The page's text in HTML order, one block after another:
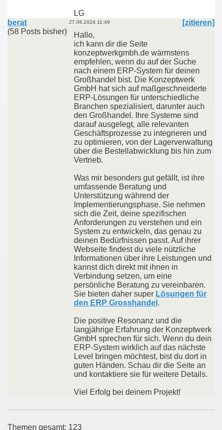
LG
berat
(58 Posts bisher)
27.06.2024 11:49
[zitieren]
Hallo,
ich kann dir die Seite
konzeptwerkgmbh.de wärmstens
empfehlen, wenn du auf der Suche
nach einem ERP-System für deinen
Großhandel bist. Die Konzeptwerk
GmbH hat sich auf maßgeschneiderte
ERP-Lösungen für unterschiedliche
Branchen spezialisiert, darunter auch
den Großhandel. Ihre Systeme sind
darauf ausgelegt, alle relevanten
Geschäftsprozesse zu integrieren und
zu optimieren, von der Lagerverwaltung
über die Bestellabwicklung bis hin zum
Vertrieb.
Was mir besonders gut gefällt, ist ihre
umfassende Beratung und
Unterstützung während der
Implementierungsphase. Sie nehmen
sich die Zeit, deine spezifischen
Anforderungen zu verstehen und ein
System zu entwickeln, das genau zu
deinen Bedürfnissen passt. Auf ihrer
Webseite findest du viele nützliche
Informationen über ihre Leistungen und
kannst dich direkt mit ihnen in
Verbindung setzen, um eine
persönliche Beratung zu vereinbaren.
Sie bieten daher super Lösungen für
den ERP Grosshandel .
Die positive Resonanz und die
langjährige Erfahrung der Konzeptwerk
GmbH sprechen für sich. Wenn du dein
ERP-System wirklich auf das nächste
Level bringen möchtest, bist du dort in
guten Händen. Schau dir die Seite an
und kontaktiere sie für weitere Details.
Viel Erfolg bei deinem Projekt!
Themen gesamt: 123